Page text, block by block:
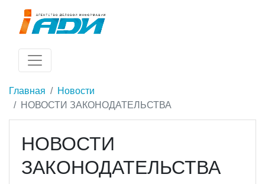
Главная
Новости
НОВОСТИ ЗАКОНОДАТЕЛЬСТВА
НОВОСТИ
ЗАКОНОДАТЕЛЬСТВА